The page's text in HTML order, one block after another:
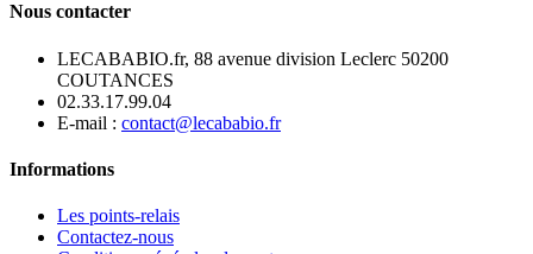
Nous contacter
LECABABIO.fr, 88 avenue division Leclerc 50200
COUTANCES
02.33.17.99.04
E-mail : contact@lecababio.fr
Informations
Les points-relais
Contactez-nous